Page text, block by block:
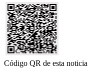
Código QR de esta noticia